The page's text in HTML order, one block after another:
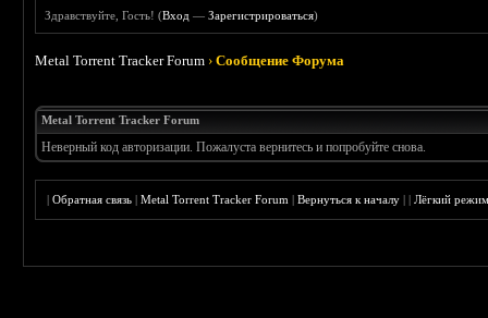
Здравствуйте, Гость! (Вход —Зарегистрироваться)
Metal Torrent Tracker Forum ›Сообщение Форума
Metal Torrent Tracker Forum
Неверный код авторизации. Пожалуста вернитесь и попробуйте снова.
|Обратная связь |Metal Torrent Tracker Forum |Вернуться к началу ||Лёгкий